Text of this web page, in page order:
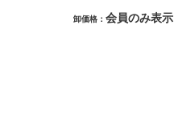
卸価格 会員のみ表示